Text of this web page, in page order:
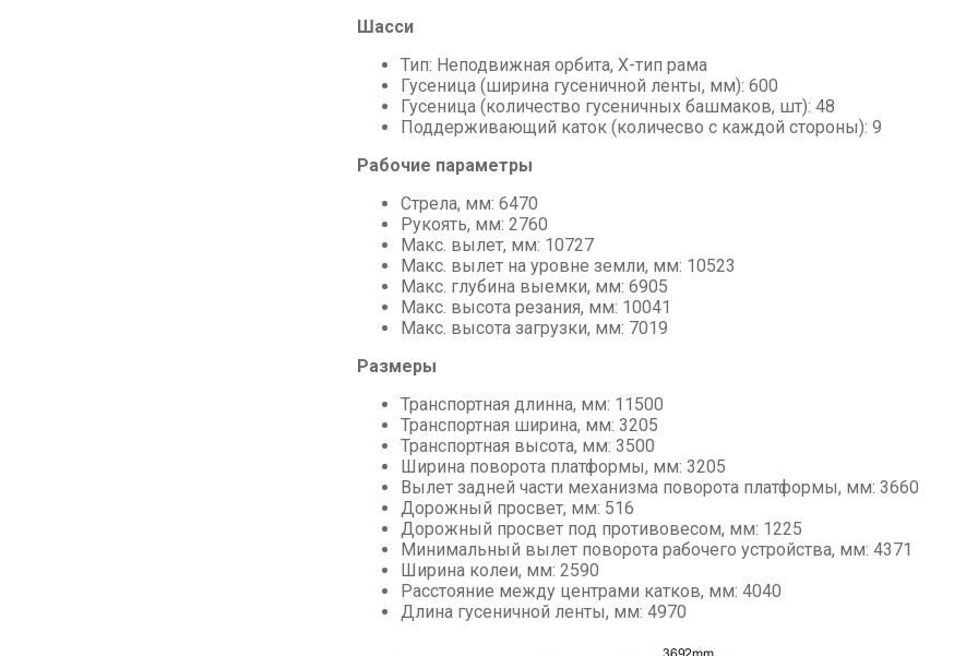
Шасси
Тип: Неподвижная орбита, Х-тип рама
Гусеница (ширина гусеничной ленты, мм): 600
Гусеница (количество гусеничных башмаков, шт): 48
Поддерживающий каток (количесво с каждой стороны): 9
Рабочие параметры
Стрела, мм: 6470
Рукоять, мм: 2760
Макс. вылет, мм: 10727
Макс. вылет на уровне земли, мм: 10523
Макс. глубина выемки, мм: 6905
Макс. высота резания, мм: 10041
Макс. высота загрузки, мм: 7019
Размеры
Транспортная длинна, мм: 11500
Транспортная ширина, мм: 3205
Транспортная высота, мм: 3500
Ширина поворота платформы, мм: 3205
Вылет задней части механизма поворота платформы, мм: 3660
Дорожный просвет, мм: 516
Дорожный просвет под противовесом, мм: 1225
Минимальный вылет поворота рабочего устройства, мм: 4371
Ширина колеи, мм: 2590
Расстояние между центрами катков, мм: 4040
Длина гусеничной ленты, мм: 4970